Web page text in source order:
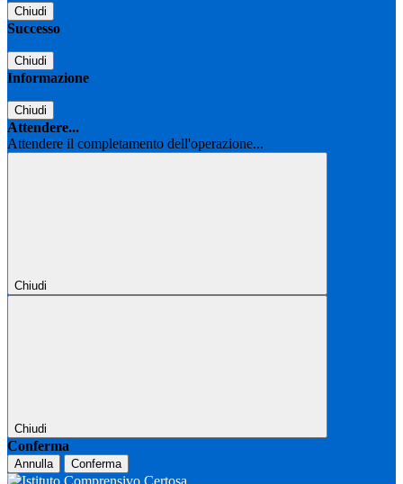
Chiudi
Successo
Chiudi
Informazione
Chiudi
Attendere...
Attendere il completamento dell'operazione...
Chiudi
Chiudi
Conferma
Annulla Conferma